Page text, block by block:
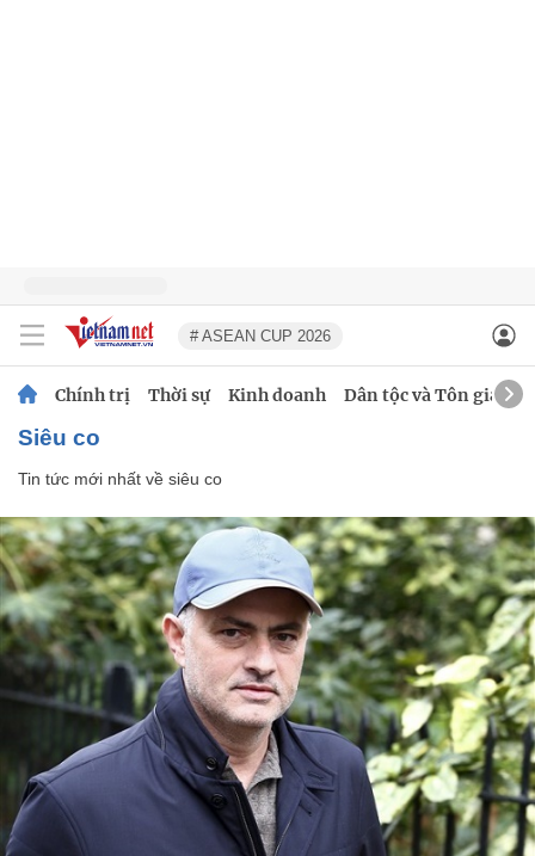
# ASEAN CUP 2026
Chính trị Thời sự Kinh doanh Dân tộc và Tôn giáo
siêu co
Tin tức mới nhất về siêu co